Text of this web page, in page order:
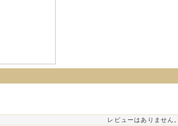
レビューはありません。